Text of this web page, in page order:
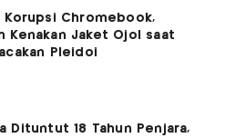
Korupsi Chromebook,
Kenakan Jaket Ojol saat
Pleidoi
Dituntut 18 Tahun Penjara,